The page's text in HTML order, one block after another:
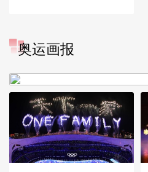
奥运画报
[图]冬奥会冬残奥会表彰